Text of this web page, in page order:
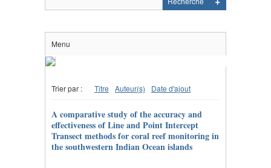
Menu
Trier par : Titre Auteur(s) Date d'ajout
A comparative study of the accuracy and
effectiveness of Line and Point Intercept
Transect methods for coral reef monitoring in
the southwestern Indian Ocean islands